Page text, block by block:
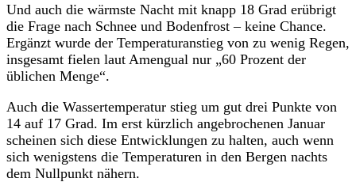
Und auch die wärmste Nacht mit knapp 18 Grad erübrigt
die Frage nach Schnee und Bodenfrost – keine Chance.
Ergänzt wurde der Temperaturanstieg von zu wenig Regen,
insgesamt fielen laut Amengual nur „60 Prozent der
üblichen Menge“.
Auch die Wassertemperatur stieg um gut drei Punkte von
14 auf 17 Grad. Im erst kürzlich angebrochenen Januar
scheinen sich diese Entwicklungen zu halten, auch wenn
sich wenigstens die Temperaturen in den Bergen nachts
dem Nullpunkt nähern.